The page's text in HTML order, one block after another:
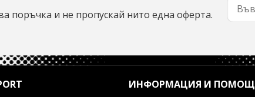
поръчка и не пропускай нито една оферта.
ИНФОРМАЦИЯ И ПОМОЩ